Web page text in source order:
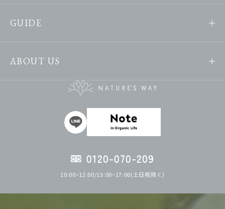
GUIDE
ABOUT US
0120-070-209
10:00~12:00/13:00~17:00(土日祝除く)